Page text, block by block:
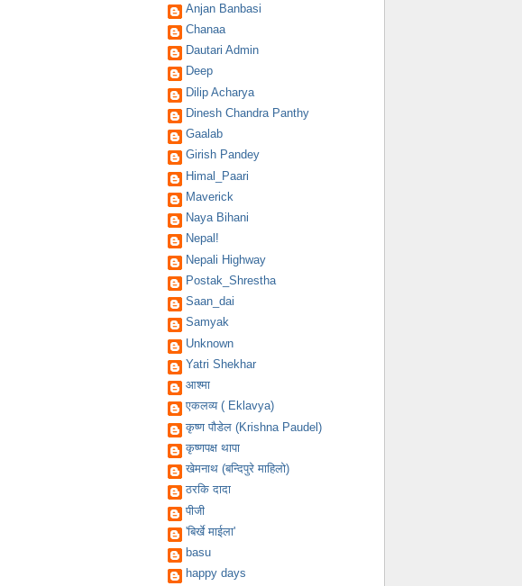
Anjan Banbasi
Chanaa
Dautari Admin
Deep
Dilip Acharya
Dinesh Chandra Panthy
Gaalab
Girish Pandey
Himal_Paari
Maverick
Naya Bihani
Nepal!
Nepali Highway
Postak_Shrestha
Saan_dai
Samyak
Unknown
Yatri Shekhar
आश्मा
एकलव्य ( Eklavya)
कृष्ण पौडेल (Krishna Paudel)
कृष्णपक्ष थापा
खेमनाथ (बन्दिपुरे माहिलो)
ठरकि दादा
पीजी
'बिर्खे माईला'
basu
happy days